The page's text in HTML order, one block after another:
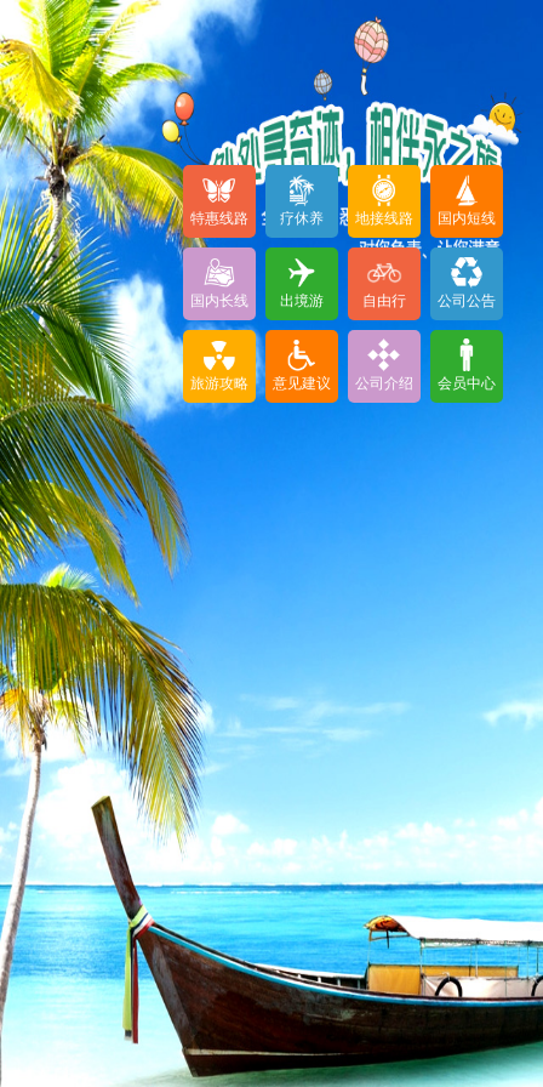
特惠线路 疗休养 地接线路 国内短线
国内长线 出境游 自由行 公司公告
旅游攻略 意见建议 公司介绍 会员中心